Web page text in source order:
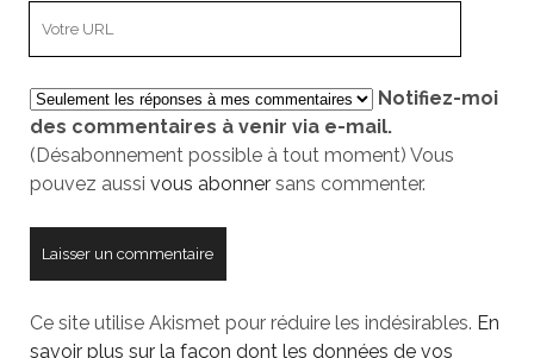
mail
votre
site
Notifiez-moi
des commentaires à venir via e-mail.
(Désabonnement possible à tout moment) Vous
pouvez aussi vous abonnersans commenter.
Ce site utilise Akismet pour réduire les indésirables. En
savoir plus sur la façon dont les données de vos